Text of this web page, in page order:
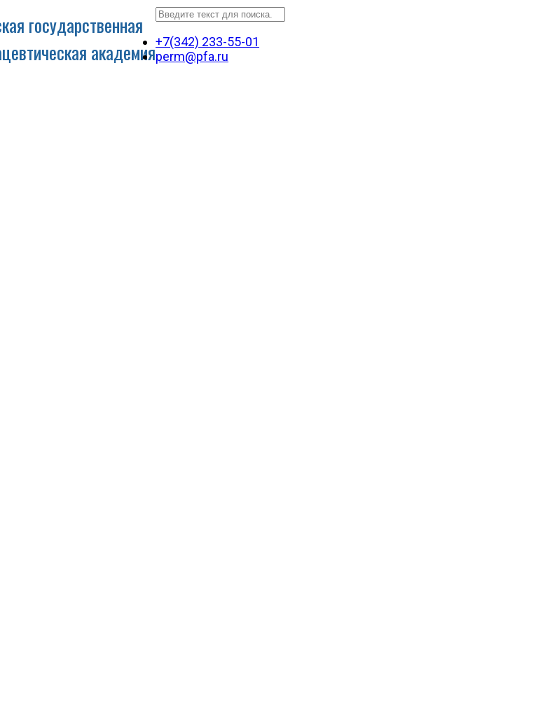
государственная
академия+7(342) 233-55-01
perm@pfa.ru